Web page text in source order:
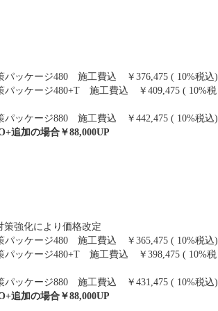
パッケージ480 施工費込 ￥376,475 ( 10%税込)
パッケージ480+T 施工費込 ￥409,475 ( 10%税
パッケージ880 施工費込 ￥442,475 ( 10%税込)
追加の場合￥88,000UP
策強化により価格改定
パッケージ480 施工費込 ￥365,475 ( 10%税込)
パッケージ480+T 施工費込 ￥398,475 ( 10%税
パッケージ880 施工費込 ￥431,475 ( 10%税込)
追加の場合￥88,000UP